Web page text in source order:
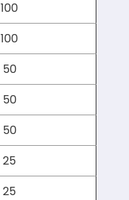
100
100
50
50
50
25
25